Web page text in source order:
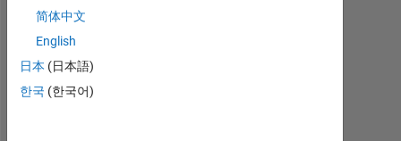
RANG
of
简体中文
English
日本 (日本語)
한국 (한국어)